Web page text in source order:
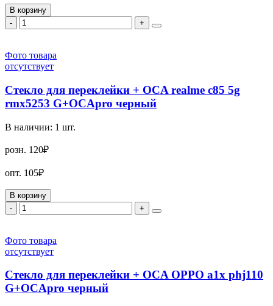
В корзину
-
+
Фото товара
отсутствует
Стекло для переклейки + OCA realme c85 5g
rmx5253 G+OCApro черный
В наличии: 1 шт.
розн. 120₽
опт. 105₽
В корзину
-
+
Фото товара
отсутствует
Стекло для переклейки + OCA OPPO a1x phj110
G+OCApro черный